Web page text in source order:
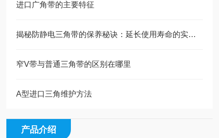
进口广角带的主要特征
揭秘防静电三角带的保养秘诀：延长使用寿命的实用技巧！
窄V带与普通三角带的区别在哪里
A型进口三角维护方法
产品介绍